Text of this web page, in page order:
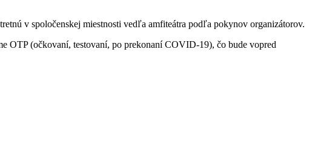
v spoločenskej miestnosti vedľa amfiteátra podľa pokynov organizátorov.
OTP (očkovaní, testovaní, po prekonaní COVID-19), čo bude vopred